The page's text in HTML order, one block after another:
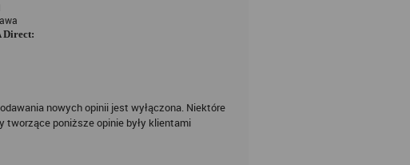
Direct:
nowych opinii jest wyłączona. Niektóre
tworzące poniższe opinie były klientami